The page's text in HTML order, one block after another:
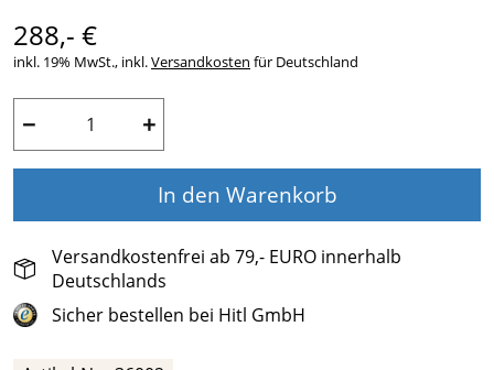
288,- €
inkl. 19% MwSt., inkl.Versandkosten für Deutschland
− +
In den Warenkorb
Versandkostenfrei ab 79,- EURO innerhalb
Deutschlands
Sicher bestellen bei Hitl GmbH